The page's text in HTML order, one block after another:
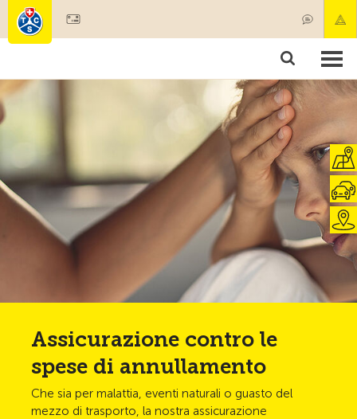
Societariato & prestazioni
Assicurazione contro le
spese di annullamento
Che sia per malattia, eventi naturali o guasto del
mezzo di trasporto, la nostra assicurazione